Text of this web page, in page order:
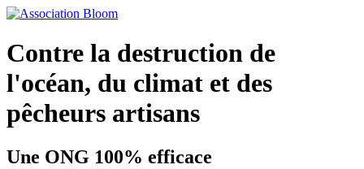
Contre la destruction de
l'océan, du climat et des
pêcheurs artisans
Une ONG 100% efficace